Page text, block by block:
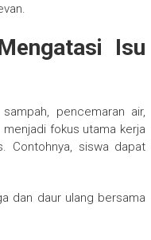
Isu
pencemaran air,
fokus utama kerja
Contohnya, siswa dapat
dan daur ulang bersama